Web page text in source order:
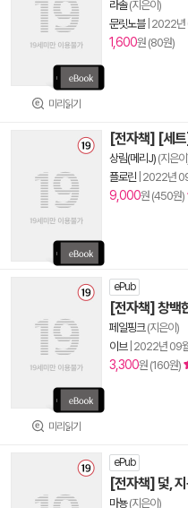
미리읽기
라솔(지은이)
문릿노블| 2022년
1,600원 (80원)
[전자책] [세
상림(메리J) (지은
플로린 2022년
9,000원 (450원)
미리읽기
ePub
[전자책] 창백
페일핑크(지은이)
이브| 2022년 09
3,300원 (160원)
ePub
[전자책] 덫,
마뇽(지은이)